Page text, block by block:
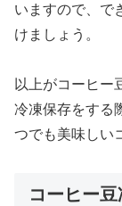
いますので、で
けましょう。
以上がコーヒー
冷凍保存をする
つでも美味しい
コーヒー